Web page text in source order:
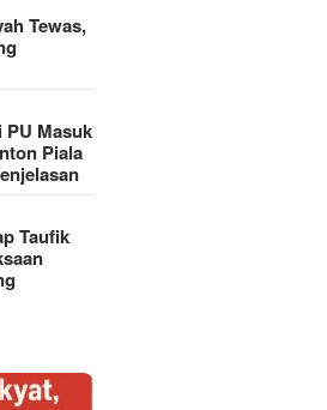
Tewas,
Masuk
Piala
Taufik